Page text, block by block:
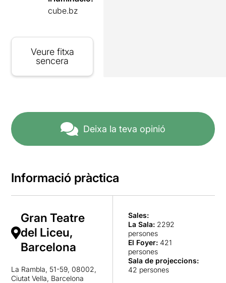
cube.bz
Veure fitxa
sencera
Deixa la teva opinió
Informació pràctica
Gran Teatre
del Liceu,
Barcelona
La Rambla, 51-59, 08002,
Ciutat Vella, Barcelona
Sales:
La Sala: 2292
persones
El Foyer: 421
persones
Sala de projeccions:
42 persones